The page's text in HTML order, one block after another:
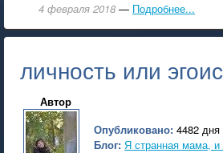
4 февраля 2018 — Подробнее...
личность или
Автор
Опубликовано: 4482 дня
Блог: Я странная мама, и